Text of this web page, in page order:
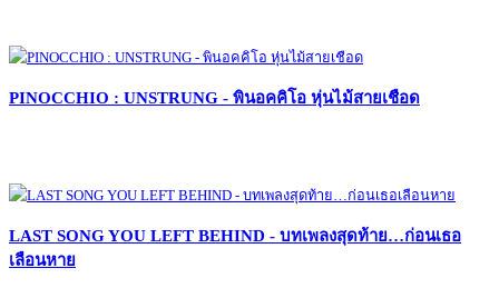
PINOCCHIO : UNSTRUNG - พินอคคิโอ หุ่นไม้สายเชือด
LAST SONG YOU LEFT BEHIND - บทเพลงสุดท้าย…ก่อนเธอ
เลือนหาย